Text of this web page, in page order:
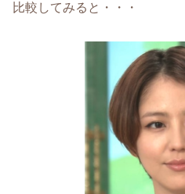
比較してみると・・・